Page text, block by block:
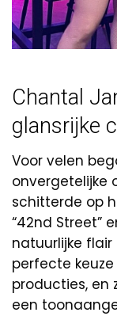
Chantal
glansrijke
Voor velen
onvergetelijke
schitterde op
“42nd Street”
natuurlijke
perfecte
producties, en
een